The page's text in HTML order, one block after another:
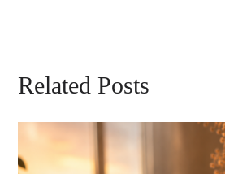
Related Posts